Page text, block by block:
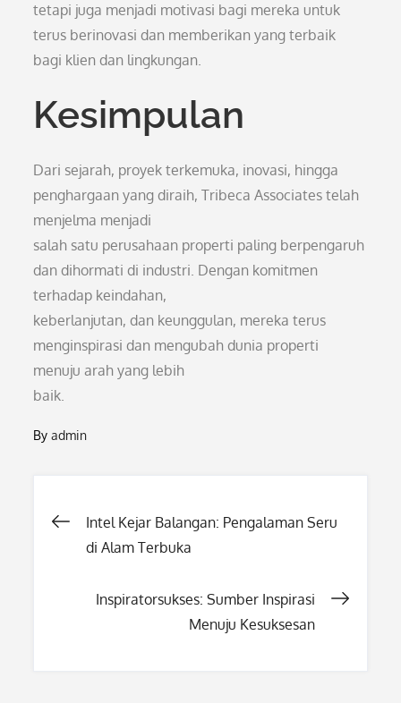
tetapi juga menjadi motivasi bagi mereka untuk
terus berinovasi dan memberikan yang terbaik
bagi klien dan lingkungan.
Kesimpulan
Dari sejarah, proyek terkemuka, inovasi, hingga
penghargaan yang diraih, Tribeca Associates telah
menjelma menjadi
salah satu perusahaan properti paling berpengaruh
dan dihormati di industri. Dengan komitmen
terhadap keindahan,
keberlanjutan, dan keunggulan, mereka terus
menginspirasi dan mengubah dunia properti
menuju arah yang lebih
baik.
Byadmin
Post
Intel Kejar Balangan: Pengalaman Seru
di Alam Terbuka
Inspiratorsukses: Sumber Inspirasi
Menuju Kesuksesan